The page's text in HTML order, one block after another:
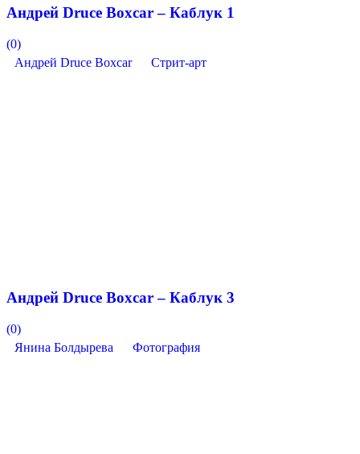
Андрей Druce Boxcar – Каблук 1
(0)
Андрей Druce Boxcar
Стрит-арт
Андрей Druce Boxcar – Каблук 3
(0)
Янина Болдырева
Фотография